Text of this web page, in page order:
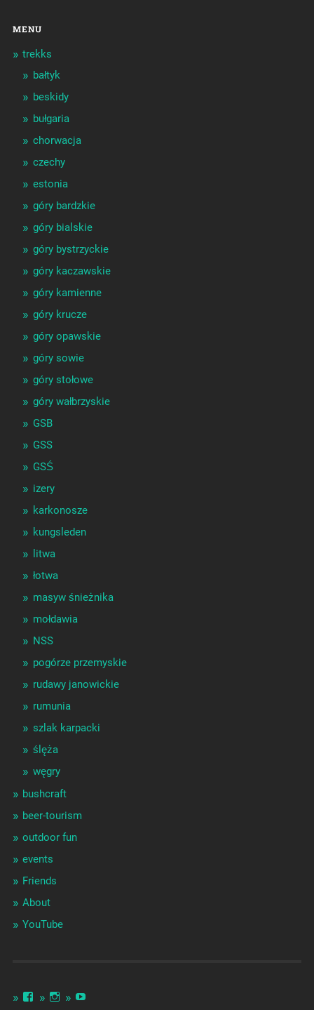
MENU
trekks
bałtyk
beskidy
bułgaria
chorwacja
czechy
estonia
góry bardzkie
góry bialskie
góry bystrzyckie
góry kaczawskie
góry kamienne
góry krucze
góry opawskie
góry sowie
góry stołowe
góry wałbrzyskie
GSB
GSS
GSŚ
izery
karkonosze
kungsleden
litwa
łotwa
masyw śnieżnika
mołdawia
NSS
pogórze przemyskie
rudawy janowickie
rumunia
szlak karpacki
ślęża
węgry
bushcraft
beer-tourism
outdoor fun
events
Friends
About
YouTube